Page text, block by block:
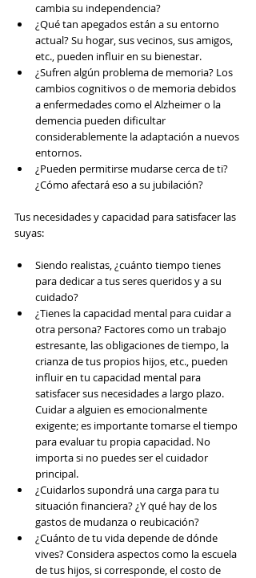
cambia su independencia?
¿Qué tan apegados están a su entorno
actual? Su hogar, sus vecinos, sus amigos,
etc., pueden influir en su bienestar.
¿Sufren algún problema de memoria? Los
cambios cognitivos o de memoria debidos
a enfermedades como el Alzheimer o la
demencia pueden dificultar
considerablemente la adaptación a nuevos
entornos.
¿Pueden permitirse mudarse cerca de ti?
¿Cómo afectará eso a su jubilación?
Tus necesidades y capacidad para satisfacer las
suyas:
Siendo realistas, ¿cuánto tiempo tienes
para dedicar a tus seres queridos y a su
cuidado?
¿Tienes la capacidad mental para cuidar a
otra persona? Factores como un trabajo
estresante, las obligaciones de tiempo, la
crianza de tus propios hijos, etc., pueden
influir en tu capacidad mental para
satisfacer sus necesidades a largo plazo.
Cuidar a alguien es emocionalmente
exigente; es importante tomarse el tiempo
para evaluar tu propia capacidad. No
importa si no puedes ser el cuidador
principal.
¿Cuidarlos supondrá una carga para tu
situación financiera? ¿Y qué hay de los
gastos de mudanza o reubicación?
¿Cuánto de tu vida depende de dónde
vives? Considera aspectos como la escuela
de tus hijos, si corresponde, el costo de